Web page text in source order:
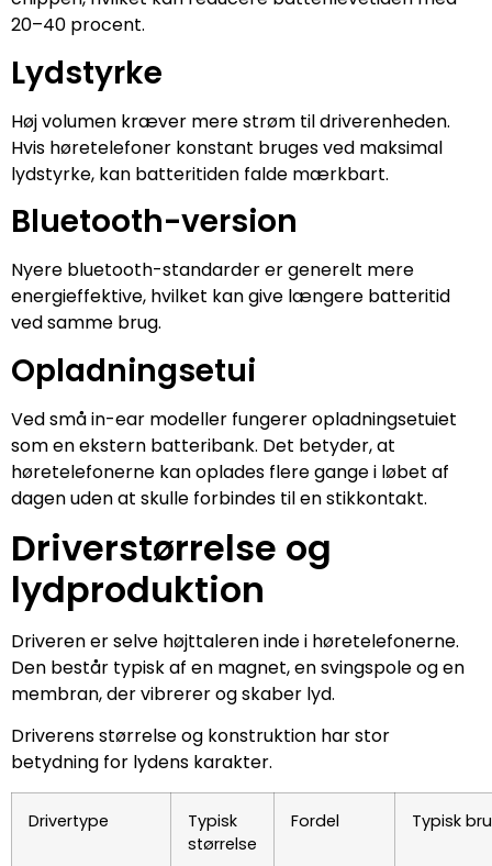
20–40 procent.
Lydstyrke
Høj volumen kræver mere strøm til driverenheden.
Hvis høretelefoner konstant bruges ved maksimal
lydstyrke, kan batteritiden falde mærkbart.
Bluetooth-version
Nyere bluetooth-standarder er generelt mere
energieffektive, hvilket kan give længere batteritid
ved samme brug.
Opladningsetui
Ved små in-ear modeller fungerer opladningsetuiet
som en ekstern batteribank. Det betyder, at
høretelefonerne kan oplades flere gange i løbet af
dagen uden at skulle forbindes til en stikkontakt.
Driverstørrelse og
lydproduktion
Driveren er selve højttaleren inde i høretelefonerne.
Den består typisk af en magnet, en svingspole og en
membran, der vibrerer og skaber lyd.
Driverens størrelse og konstruktion har stor
betydning for lydens karakter.
Drivertype
Typisk
størrelse
Fordel Typisk